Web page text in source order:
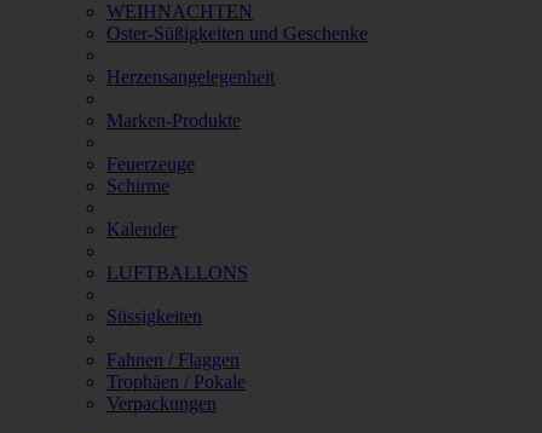
WEIHNACHTEN
Oster-Süßigkeiten und Geschenke
Herzensangelegenheit
Marken-Produkte
Feuerzeuge
Schirme
Kalender
LUFTBALLONS
Süssigkeiten
Fahnen / Flaggen
Trophäen / Pokale
Verpackungen